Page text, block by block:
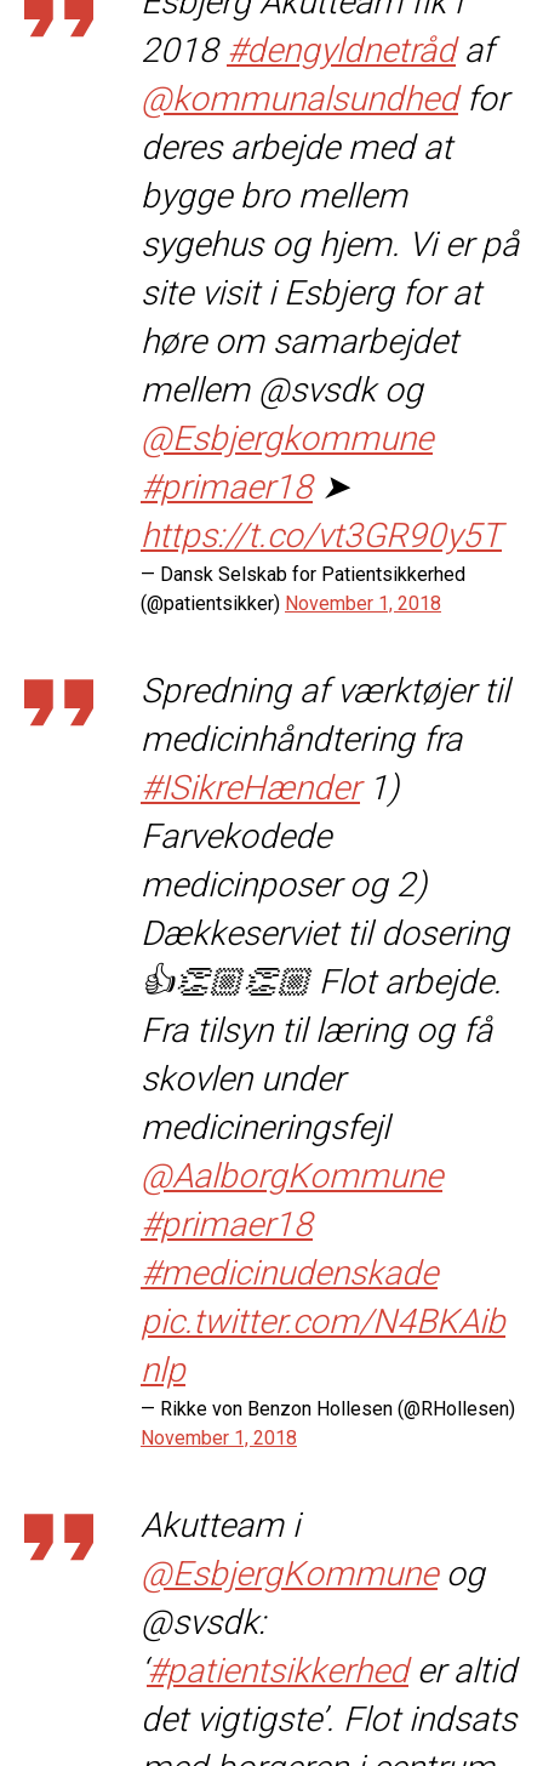
2018 #dengyldnetrådaf
@kommunalsundhedfor
deres arbejde med at
bygge bro mellem
sygehus og hjem. Vi er på
site visit i Esbjerg for at
høre om samarbejdet
mellem @svsdk og
@Esbjergkommune
#primaer18➤
https://t.co/vt3GR90y5T
— Dansk Selskab for Patientsikkerhed
(@patientsikker) November 1, 2018
Spredning af værktøjer til
medicinhåndtering fra
#ISikreHænder1)
Farvekodede
medicinposer og 2)
Dækkeserviet til dosering
👍👏🏼👏🏼 Flot arbejde.
Fra tilsyn til læring og få
skovlen under
medicineringsfejl
@AalborgKommune
#primaer18
#medicinudenskade
pic.twitter.com/N4BKAib
nlp
— Rikke von Benzon Hollesen (@RHollesen)
November 1, 2018
Akutteam i
@EsbjergKommune⁩ og
⁦@svsdk⁩:
#patientsikkerheder altid
det vigtigste’. Flot indsats